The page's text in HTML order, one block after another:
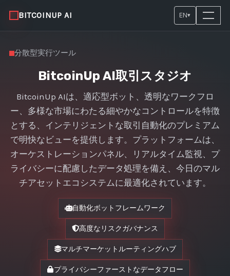
BITCOINUP AI EN▾
分散型実行ツール
BitcoinUp AI取引スタジオ
BitcoinUp AIは、適応型ボット、透明なワークフロ
ー、多様な市場にわたる細やかなコントロールを特徴
とする、インテリジェントな取引自動化のプレミアム
で明快なビューを提供します。プラットフォームは、
オーケストレーションパネル、リアルタイム監視、プ
ライバシーに配慮したデータ処理を備え、今日のマル
チアセットエコシステムに最適化されています。
自動化ボットフレームワーク
高度なリスクガバナンス
マルチマーケットルーティングハブ
プライバシーファーストなデータフロー